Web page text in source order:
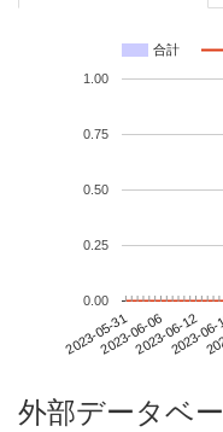
合計
2023-05-312023-06-062023-06-12
2023-
0.00
0.25
0.50
0.75
1.00
外部データベ